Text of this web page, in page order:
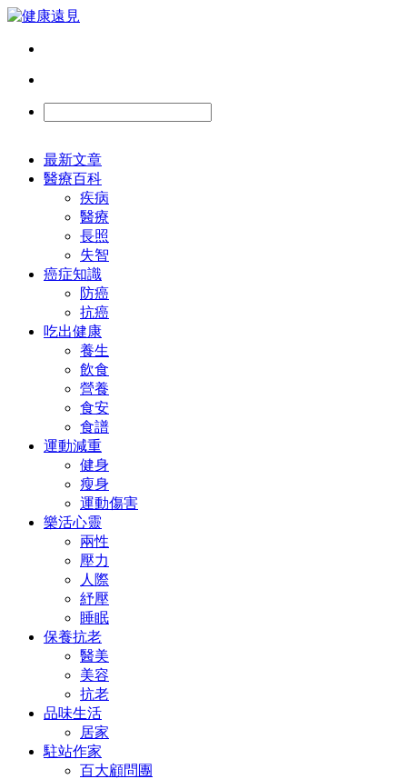
最新文章
醫療百科
疾病
醫療
長照
失智
癌症知識
防癌
抗癌
吃出健康
養生
飲食
營養
食安
食譜
運動減重
健身
瘦身
運動傷害
樂活心靈
兩性
壓力
人際
紓壓
睡眠
保養抗老
醫美
美容
抗老
品味生活
居家
駐站作家
百大顧問團